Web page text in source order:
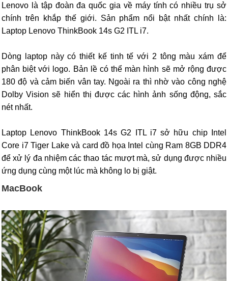
Lenovo là tập đoàn đa quốc gia về máy tính có nhiều trụ sở
chính trên khắp thế giới. Sản phẩm nổi bật nhất chính là:
Laptop Lenovo ThinkBook 14s G2 ITL i7.
Dòng laptop này có thiết kế tinh tế với 2 tông màu xám để
phân biệt với logo. Bản lề có thể màn hình sẽ mở rộng được
180 độ và cảm biến vân tay. Ngoài ra thì nhờ vào công nghệ
Dolby Vision sẽ hiển thị được các hình ảnh sống động, sắc
nét nhất.
Laptop Lenovo ThinkBook 14s G2 ITL i7 sở hữu chip Intel
Core i7 Tiger Lake và card đồ họa Intel cùng Ram 8GB DDR4
để xử lý đa nhiệm các thao tác mượt mà, sử dụng được nhiều
ứng dụng cùng một lúc mà không lo bị giật.
MacBook